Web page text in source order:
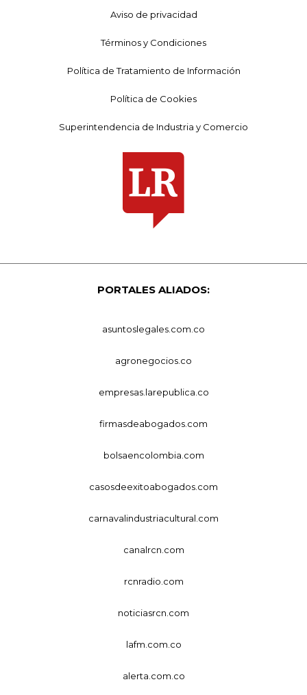
Aviso de privacidad
Términos y Condiciones
Política de Tratamiento de Información
Política de Cookies
Superintendencia de Industria y Comercio
PORTALES ALIADOS:
asuntoslegales.com.co
agronegocios.co
empresas.larepublica.co
firmasdeabogados.com
bolsaencolombia.com
casosdeexitoabogados.com
carnavalindustriacultural.com
canalrcn.com
rcnradio.com
noticiasrcn.com
lafm.com.co
alerta.com.co